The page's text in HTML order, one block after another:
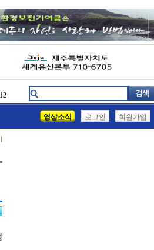
영상소식 로그인 회원가입